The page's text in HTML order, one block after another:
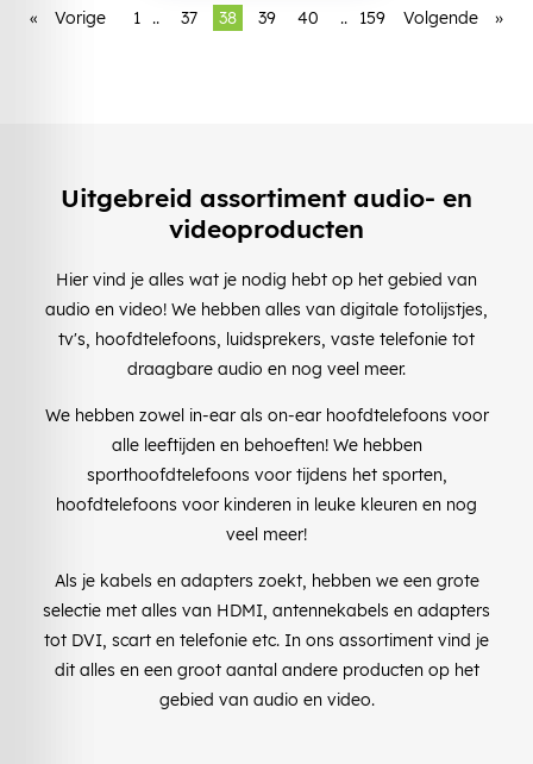
« Vorige 1 .. 37 38 39 40 .. 159 Volgende »
Uitgebreid assortiment audio- en
videoproducten
Hier vind je alles wat je nodig hebt op het gebied van
audio en video! We hebben alles van digitale fotolijstjes,
tv's, hoofdtelefoons, luidsprekers, vaste telefonie tot
draagbare audio en nog veel meer.
We hebben zowel in-ear als on-ear hoofdtelefoons voor
alle leeftijden en behoeften! We hebben
sporthoofdtelefoons voor tijdens het sporten,
hoofdtelefoons voor kinderen in leuke kleuren en nog
veel meer!
Als je kabels en adapters zoekt, hebben we een grote
selectie met alles van HDMI, antennekabels en adapters
tot DVI, scart en telefonie etc. In ons assortiment vind je
dit alles en een groot aantal andere producten op het
gebied van audio en video.